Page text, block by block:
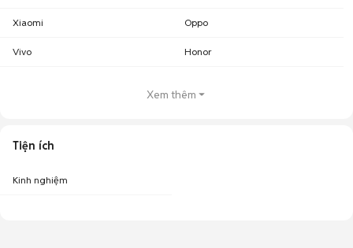
Xiaomi Oppo
Vivo Honor
Xem thêm
Tiện ích
Kinh nghiệm